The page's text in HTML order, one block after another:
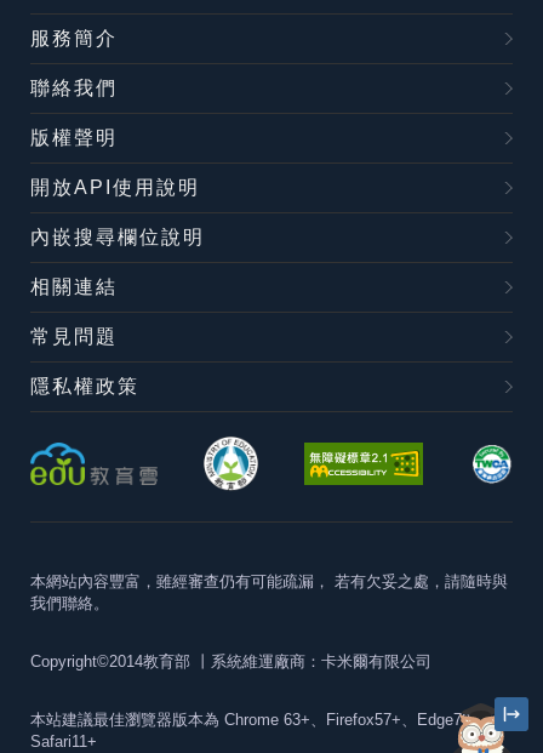
服務簡介
聯絡我們
版權聲明
開放API使用說明
內嵌搜尋欄位說明
相關連結
常見問題
隱私權政策
本網站內容豐富，雖經審查仍有可能疏漏， 若有欠妥之處，請隨時與
我們聯絡。
Copyright©2014教育部 丨系統維運廠商：卡米爾有限公司
本站建議最佳瀏覽器版本為 Chrome 63+、Firefox57+、Edge79+及
Safari11+